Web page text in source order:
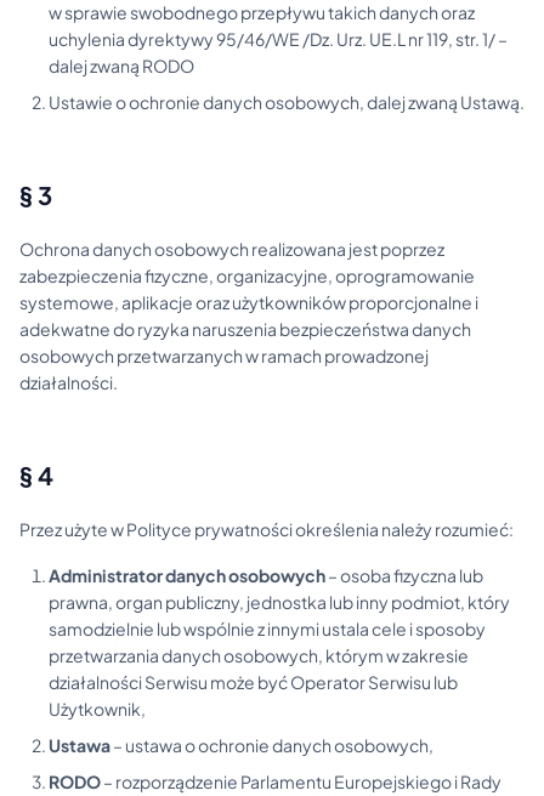
w sprawie swobodnego przepływu takich danych oraz
uchylenia dyrektywy 95/46/WE /Dz. Urz. UE.L nr 119, str. 1/ –
dalej zwaną RODO
Ustawie o ochronie danych osobowych, dalej zwaną Ustawą.
§ 3
Ochrona danych osobowych realizowana jest poprzez
zabezpieczenia fizyczne, organizacyjne, oprogramowanie
systemowe, aplikacje oraz użytkowników proporcjonalne i
adekwatne do ryzyka naruszenia bezpieczeństwa danych
osobowych przetwarzanych w ramach prowadzonej
działalności.
§ 4
Przez użyte w Polityce prywatności określenia należy rozumieć:
Administrator danych osobowych– osoba fizyczna lub
prawna, organ publiczny, jednostka lub inny podmiot, który
samodzielnie lub wspólnie z innymi ustala cele i sposoby
przetwarzania danych osobowych, którym w zakresie
działalności Serwisu może być Operator Serwisu lub
Użytkownik,
Ustawa– ustawa o ochronie danych osobowych,
RODO– rozporządzenie Parlamentu Europejskiego i Rady